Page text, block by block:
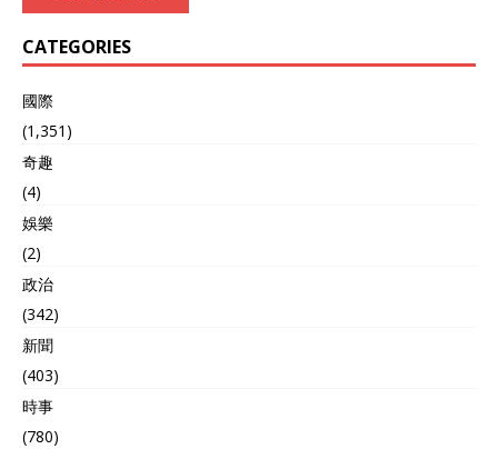
CATEGORIES
國際
(1,351)
奇趣
(4)
娛樂
(2)
政治
(342)
新聞
(403)
時事
(780)